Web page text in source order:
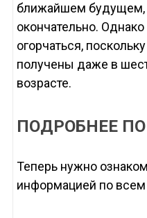
ближайшем будущем,
окончательно.
огорчаться,
получены даже в
возрасте.
ПОДРОБНЕЕ
Теперь нужно
информацией по